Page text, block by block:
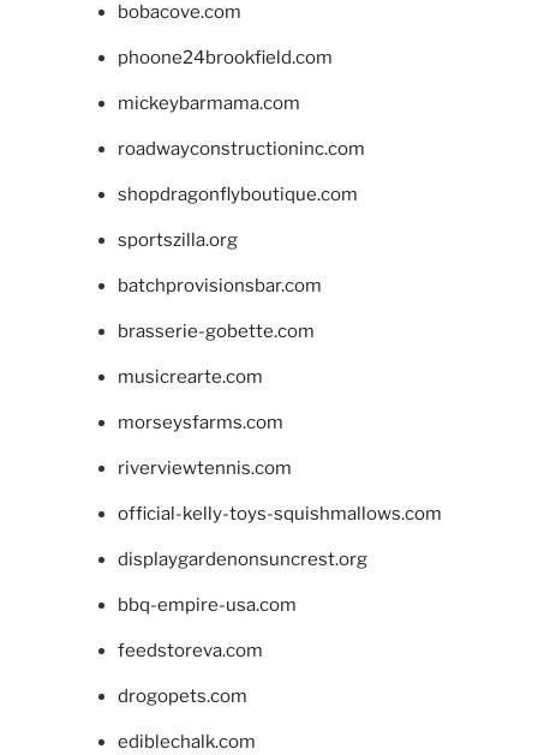
bobacove.com
phoone24brookfield.com
mickeybarmama.com
roadwayconstructioninc.com
shopdragonflyboutique.com
sportszilla.org
batchprovisionsbar.com
brasserie-gobette.com
musicrearte.com
morseysfarms.com
riverviewtennis.com
official-kelly-toys-squishmallows.com
displaygardenonsuncrest.org
bbq-empire-usa.com
feedstoreva.com
drogopets.com
ediblechalk.com